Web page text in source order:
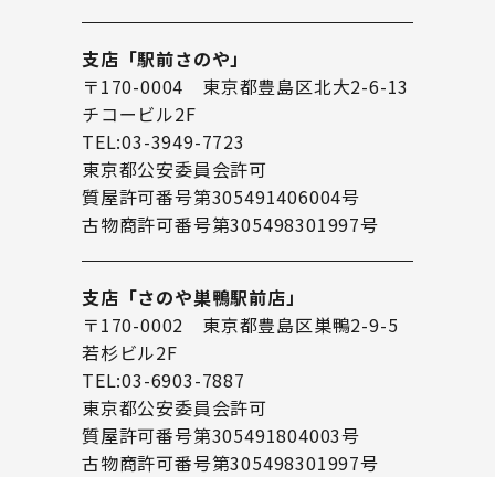
支店「駅前さのや」
〒170-0004 東京都豊島区北大2-6-13
チコービル2F
TEL:03-3949-7723
東京都公安委員会許可
質屋許可番号第305491406004号
古物商許可番号第305498301997号
支店「さのや巣鴨駅前店」
〒170-0002 東京都豊島区巣鴨2-9-5
若杉ビル2F
TEL:03-6903-7887
東京都公安委員会許可
質屋許可番号第305491804003号
古物商許可番号第305498301997号